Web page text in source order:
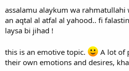
answer/???
wassalam
assalamu alaykum wa rahmatullahi
an aqtal al atfal al yahood.. fi
laysa bi jihad !
this is an emotive topic.
A lot of
their own emotions and desires,